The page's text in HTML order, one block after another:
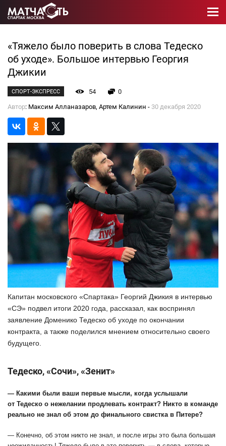
«Тяжело было поверить в слова Тедеско
об уходе». Большое интервью Георгия
Джикии
СПОРТ-ЭКСПРЕСС 54
0
Автор: Максим Алланазаров, Артем Калинин - 30 декабря 2020
Капитан московского «Спартака» Георгий Джикия в интервью
«СЭ» подвел итоги 2020 года, рассказал, как воспринял
заявление Доменико Тедеско об уходе по окончании
контракта, а также поделился мнением относительно своего
будущего.
Тедеско, «Сочи», «Зенит»
— Какими были ваши первые мысли, когда услышали
от Тедеско о нежелании продлевать контракт? Никто в команде
реально не знал об этом до финального свистка в Питере?
— Конечно, об этом никто не знал, и после игры это была большая